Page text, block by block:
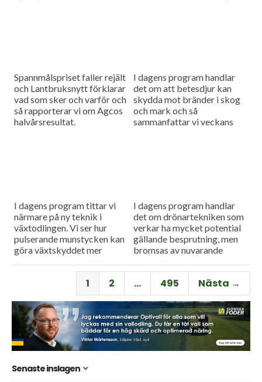
Spannmålspriset faller rejält
och Lantbruksnytt förklarar
vad som sker och varför och
så rapporterar vi om Agcos
halvårsresultat.
I dagens program handlar
det om att betesdjur kan
skydda mot bränder i skog
och mark och så
sammanfattar vi veckans
I dagens program tittar vi
närmare på ny teknik i
växtodlingen. Vi ser hur
pulserande munstycken kan
göra växtskyddet mer
såmaskin med tre separata
I dagens program handlar
det om drönartekniken som
verkar ha mycket potential
gällande besprutning, men
bromsas av nuvarande
om företaget Ystamaskiners
arbete med
webbtillgänglighet och...
1 2 … 495 Nästa →
Senaste inslagen